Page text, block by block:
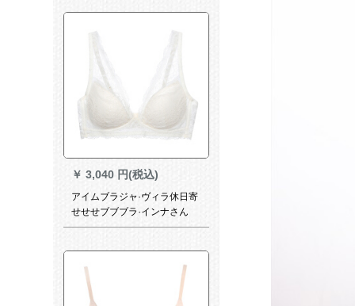
さい。ラインガ·ルカラ·0 D
￥ 3,040 円(税込)
アイムブラジャ·ヴィラ休日寄
せせせブブブラ·インナさん
4/4ノ·ワイヤ无托全カープカ